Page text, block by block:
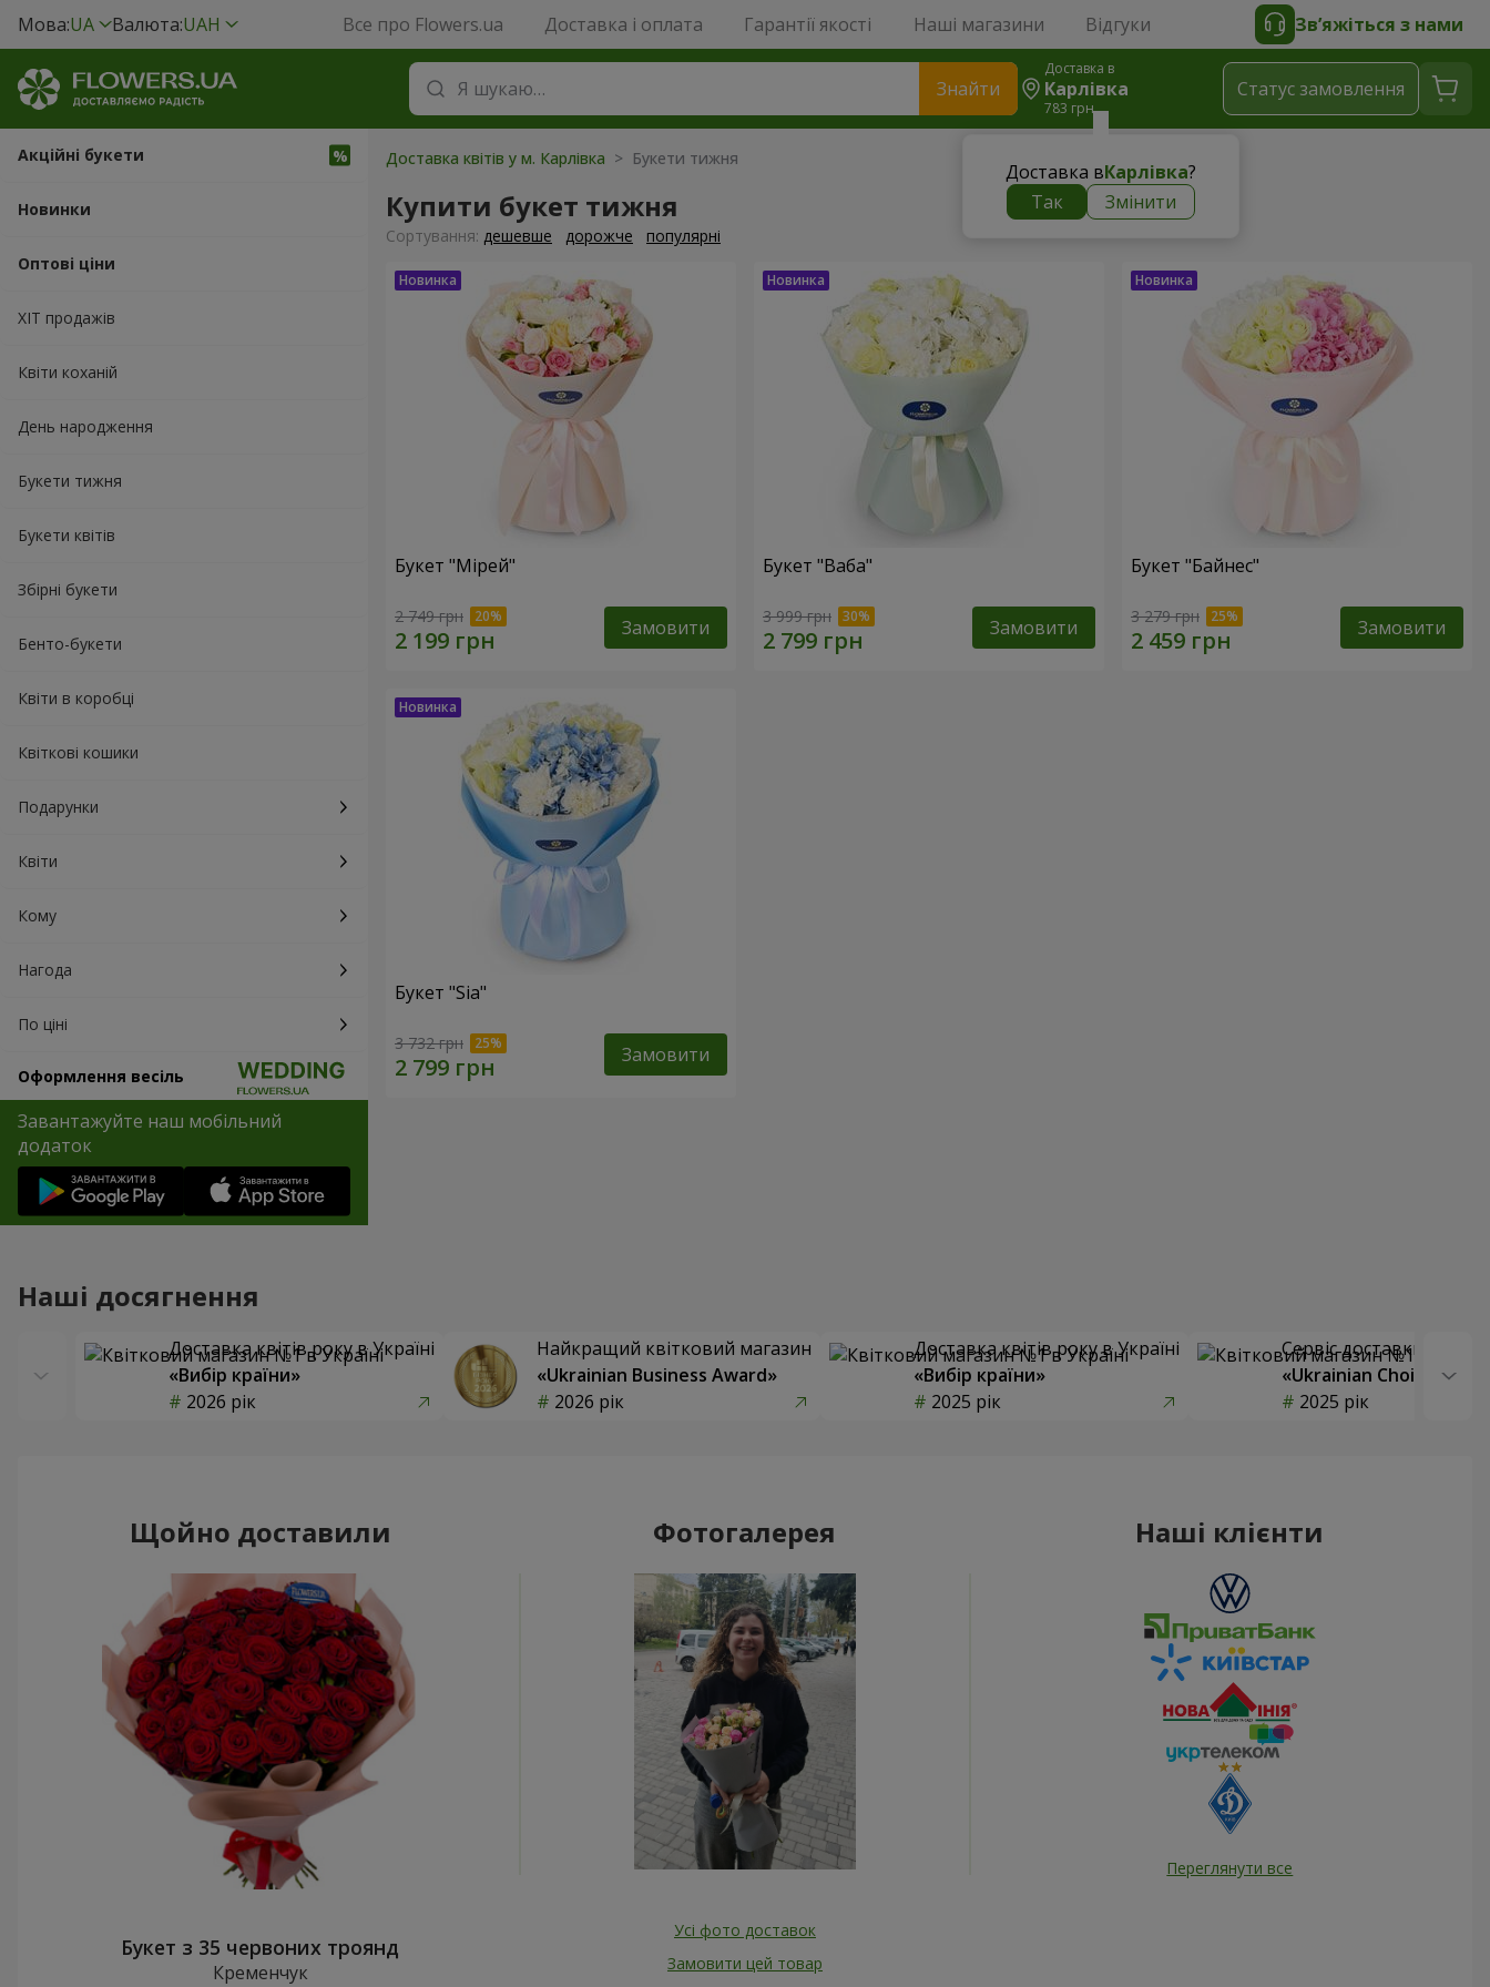
Мова:UA Валюта:UAH Все про Flowers.ua Доставка і оплата Гарантії якості Наші магазини Відгуки Зв’яжіться з нами
Знайти
Доставка в
Карлівка
783 грн
Доставка вКарлівка?
Так
Змінити
Статус замовлення
Акційні букети
Новинки
Оптові ціни
ХІТ продажів
Квіти коханій
День народження
Букети тижня
Букети квітів
Збірні букети
Бенто-букети
Квіти в коробці
Квіткові кошики
Подарунки
Квіти
Кому
Нагода
По ціні
Оформлення весіль
Завантажуйте наш мобільний
додаток
Доставка квітів у м. Карлівка > Букети тижня
Купити букет тижня
Сортування: дешевше дорожче популярні
Букет "Мірей"
2 749 грн Замовити
Букет "Ваба"
3 999 грн Замовити
Букет "Байнес"
3 279 грн Замовити
Букет "Sia"
3 732 грн Замовити
Наші досягнення
Доставка квітів року в Україні
«Вибір країни»
2026 рік
Найкращий квітковий магазин
«Ukrainian Business Award»
2026 рік
Доставка квітів року в Україні
«Вибір країни»
2025 рік
Сервіс доставки квітів
«Ukrainian Choice»
2025 рік
Щойно доставили
Букет з 35 червоних троянд
Кременчук
Фотогалерея
Усі фото доставок
Замовити цей товар
Наші клієнти
Переглянути все